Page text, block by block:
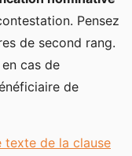
Pensez
de second rang.
cas de
de
texte de la clause